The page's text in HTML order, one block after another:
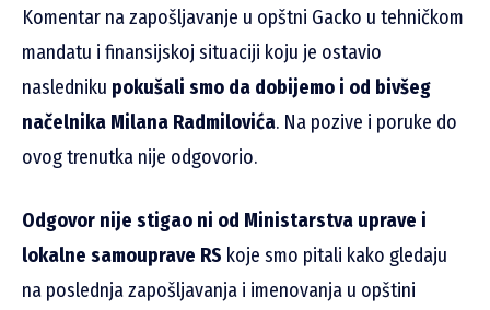
Komentar na zapošljavanje u opštni Gacko u tehničkom
mandatu i finansijskoj situaciji koju je ostavio
nasledniku pokušali smo da dobijemo i od bivšeg
načelnika Milana Radmilovića. Na pozive i poruke do
ovog trenutka nije odgovorio.
Odgovor nije stigao ni od Ministarstva uprave i
lokalne samouprave RS koje smo pitali kako gledaju
na poslednja zapošljavanja i imenovanja u opštini